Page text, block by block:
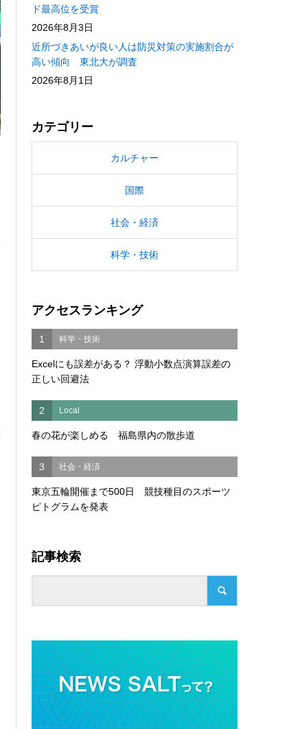
ド最高位を受賞
2026年8月3日
近所づきあいが良い人は防災対策の実施割合が
高い傾向 東北大が調査
2026年8月1日
カテゴリー
カルチャー
国際
社会・経済
科学・技術
アクセスランキング
1 科学・技術
Excelにも誤差がある？ 浮動小数点演算誤差の
正しい回避法
2 Local
春の花が楽しめる 福島県内の散歩道
3 社会・経済
東京五輪開催まで500日 競技種目のスポーツ
ピトグラムを発表
記事検索